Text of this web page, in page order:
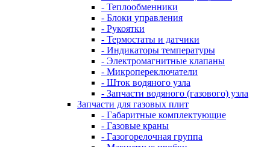
- Теплообменники
- Блоки управления
- Рукоятки
- Термостаты и датчики
- Индикаторы температуры
- Электромагнитные клапаны
- Микропереключатели
- Шток водяного узла
- Запчасти водяного (газового) узла
Запчасти для газовых плит
- Габаритные комплектующие
- Газовые краны
- Газогорелочная группа